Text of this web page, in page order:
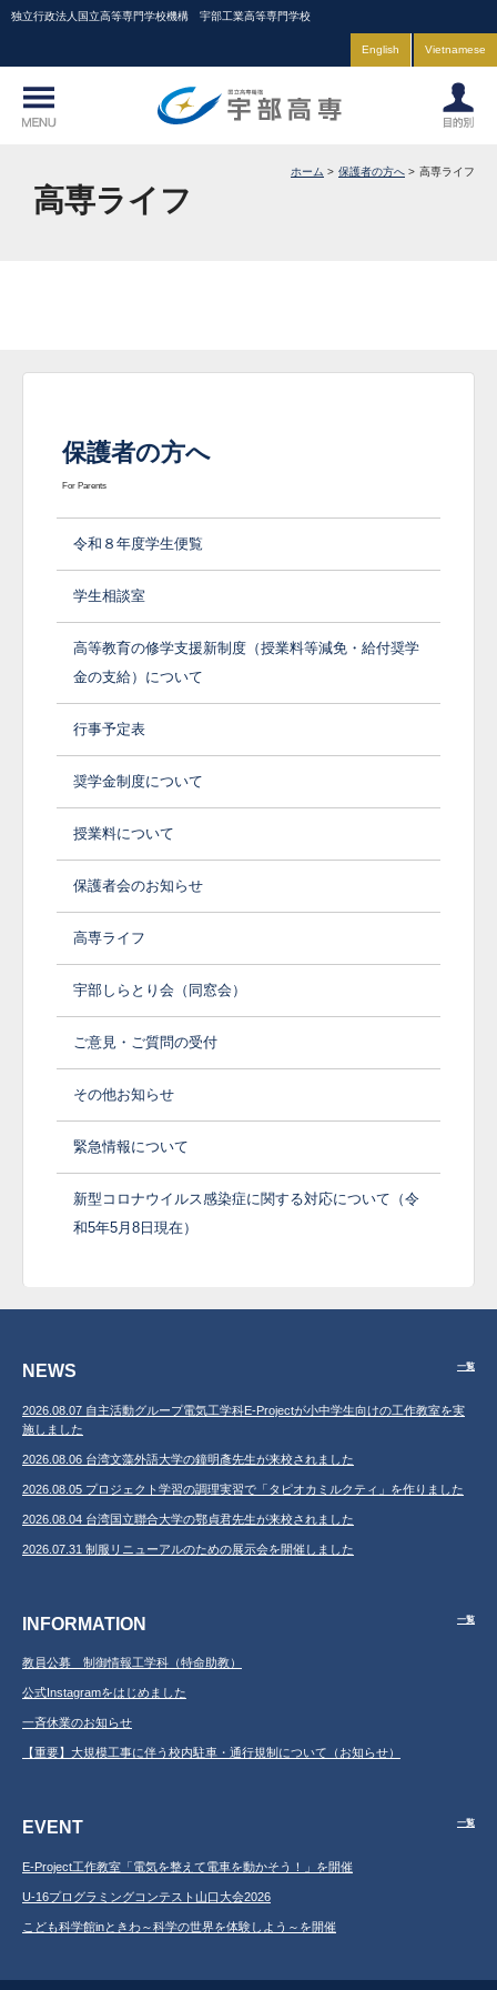
独立行政法人国立高等専門学校機構 宇部工業高等専門学校
English Vietnamese
ホーム 保護者の方へ 高専ライフ
高専ライフ
保護者の方へ
For Parents
令和８年度学生便覧
学生相談室
高等教育の修学支援新制度（授業料等減免・給付奨学
金の支給）について
行事予定表
奨学金制度について
授業料について
保護者会のお知らせ
高専ライフ
宇部しらとり会（同窓会）
ご意見・ご質問の受付
その他お知らせ
緊急情報について
新型コロナウイルス感染症に関する対応について（令
和5年5月8日現在）
NEWS 一覧
2026.08.07 自主活動グループ電気工学科E-Projectが小中学生向けの工作教室を実
施しました
2026.08.06 台湾文藻外語大学の鐘明彥先生が来校されました
2026.08.05 プロジェクト学習の調理実習で「タピオカミルクティ」を作りました
2026.08.04 台湾国立聯合大学の鄂貞君先生が来校されました
2026.07.31 制服リニューアルのための展示会を開催しました
INFORMATION 一覧
教員公募 制御情報工学科（特命助教）
公式Instagramをはじめました
一斉休業のお知らせ
【重要】大規模工事に伴う校内駐車・通行規制について（お知らせ）
EVENT 一覧
E-Project工作教室「電気を整えて電車を動かそう！」を開催
U-16プログラミングコンテスト山口大会2026
こども科学館inときわ～科学の世界を体験しよう～を開催